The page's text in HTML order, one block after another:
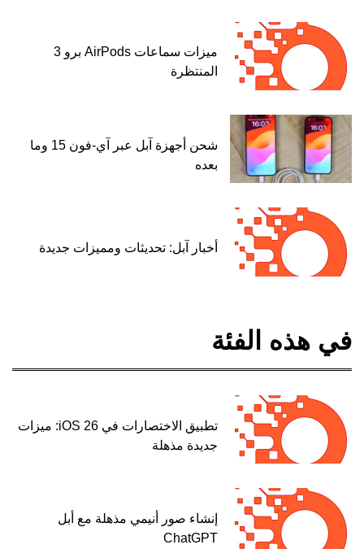
ميزات سماعات AirPods برو 3
المنتظرة
شحن أجهزة آبل عبر آي-فون 15 وما
بعده
أخبار آبل: تحديثات ومميزات جديدة
في هذه الفئة
تطبيق الاختصارات في iOS 26: ميزات
جديدة مذهلة
إنشاء صور أنيمي مذهلة مع أبل
ChatGPT